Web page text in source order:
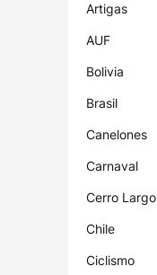
Artigas
AUF
Bolivia
Brasil
Canelones
Carnaval
Cerro Largo
Chile
Ciclismo